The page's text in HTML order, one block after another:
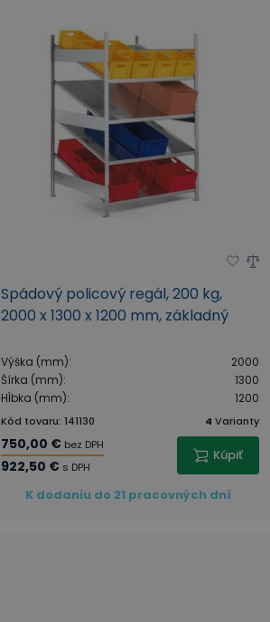
Spádový policový regál, 200 kg,
2000 x 1300 x 1200 mm, základný
Výška (mm):
2000
Šírka (mm):
1300
Hĺbka (mm): 1200
Kód tovaru: 141130 4 Varianty
750,00 € bez DPH
922,50 € s DPH
Kúpiť
K dodaniu do 21 pracovných dní